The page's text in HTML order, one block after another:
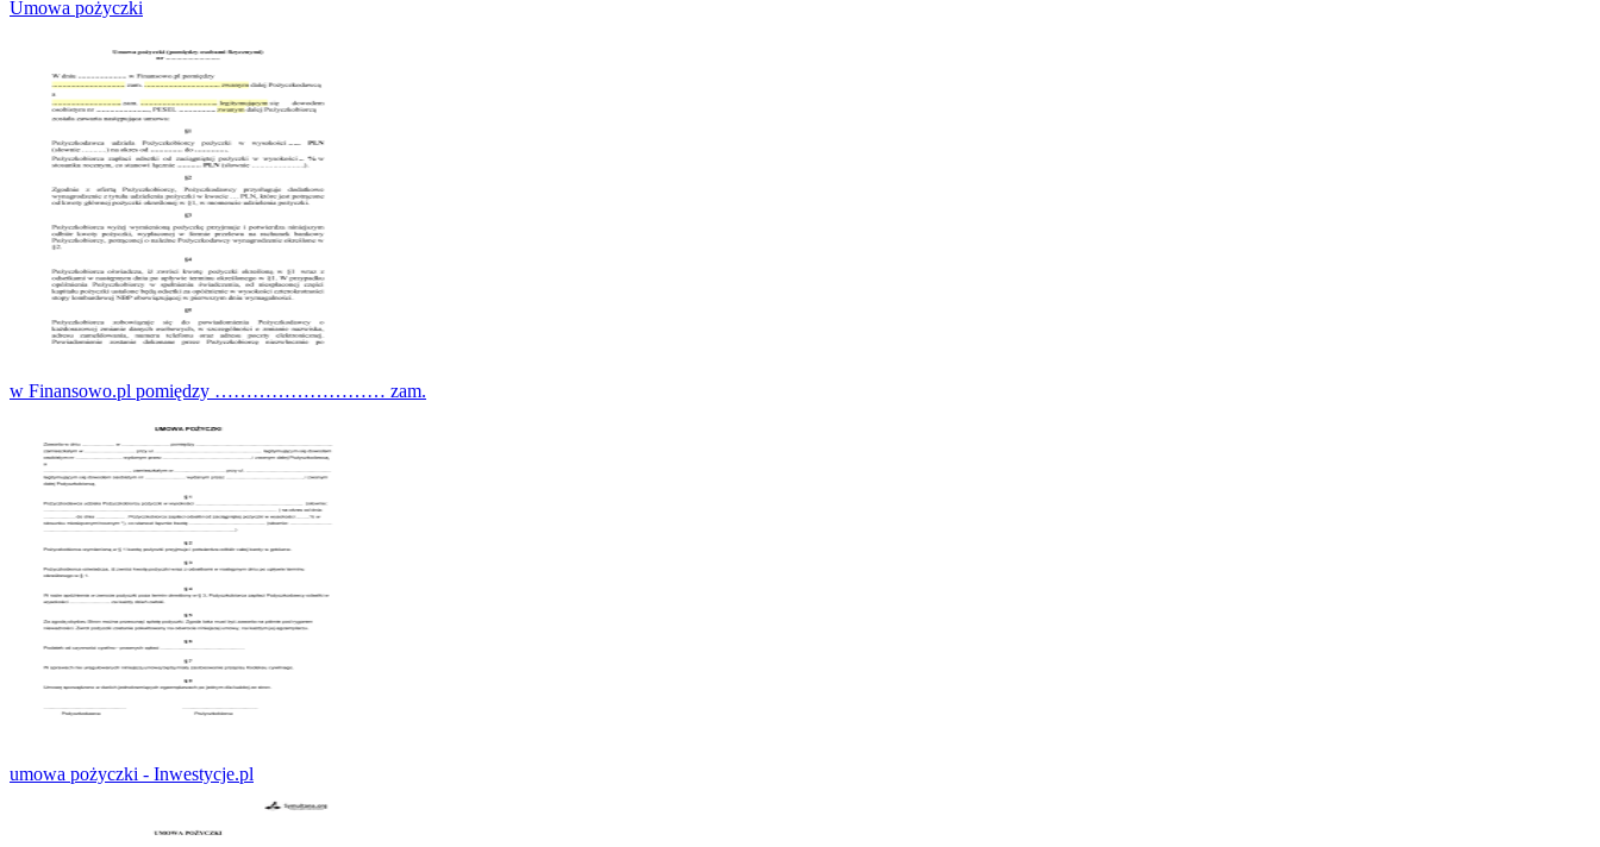
Umowa pożyczki
w Finansowo.pl pomiędzy ……………………… zam.
umowa pożyczki - Inwestycje.pl